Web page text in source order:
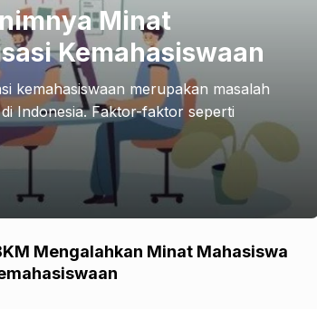
Minat
Kemahasiswaan
kemahasiswaan merupakan masalah
Indonesia. Faktor-faktor seperti
Mengalahkan Minat Mahasiswa